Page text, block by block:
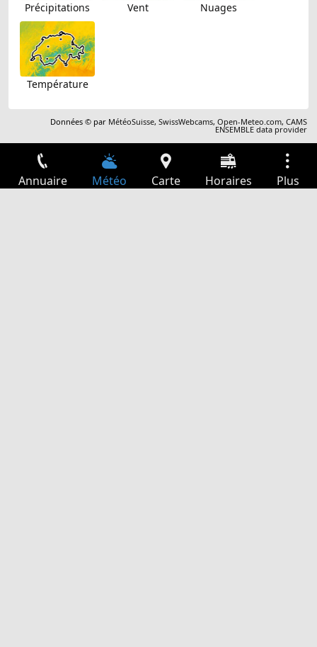
Précipitations Vent Nuages
Température
Données © par MétéoSuisse,SwissWebcams,Open-Meteo.com,CAMS
ENSEMBLE data provider
Annuaire Météo Carte Horaires Plus